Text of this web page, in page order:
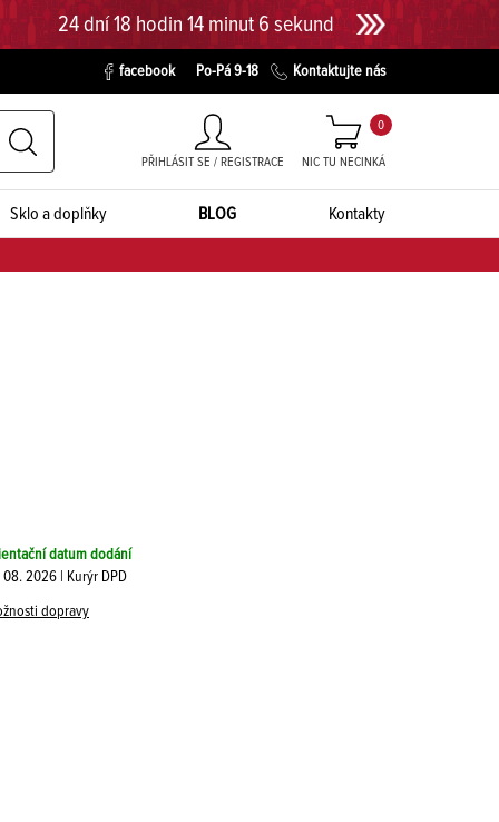
24 dní 18 hodin 14 minut 6 sekund
facebook Po-Pá 9-18 Kontaktujte nás
PŘIHLÁSIT SE / REGISTRACE NIC TU NECINKÁ
0
Sklo a doplňky BLOG Kontakty
datum dodání
08. 2026 | Kurýr DPD
dopravy